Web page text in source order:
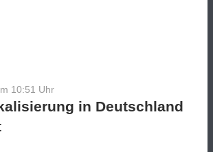
10:51 Uhr
in Deutschland